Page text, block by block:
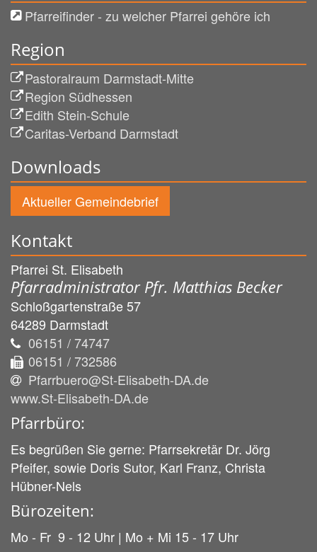
Pfarreifinder - zu welcher Pfarrei gehöre ich
Region
Pastoralraum Darmstadt-Mitte
Region Südhessen
Edith Stein-Schule
Caritas-Verband Darmstadt
Downloads
Aktueller Gemeindebrief
Kontakt
Pfarrei St. Elisabeth
Pfarradministrator Pfr. Matthias Becker
Schloßgartenstraße 57
64289 Darmstadt
06151 / 74747
06151 / 732586
Pfarrbuero@St-Elisabeth-DA.de
www.St-Elisabeth-DA.de
Pfarrbüro:
Es begrüßen Sie gerne: Pfarrsekretär Dr. Jörg
Pfeifer, sowie Doris Sutor, Karl Franz, Christa
Hübner-Nels
Bürozeiten:
Mo - Fr 9 - 12 Uhr | Mo + Mi 15 - 17 Uhr